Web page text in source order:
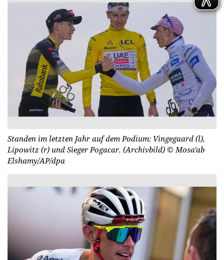
Standen im letzten Jahr auf dem Podium: Vingegaard (l),
Lipowitz (r) und Sieger Pogacar. (Archivbild) © Mosa'ab
Elshamy/AP/dpa